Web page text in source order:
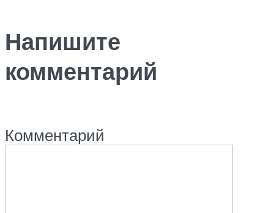
Напишите
комментарий
Комментарий